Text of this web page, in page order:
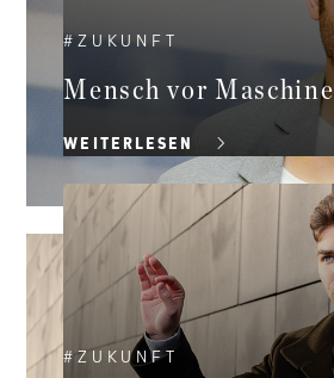
#ZUKUNFT
Mensch vor Maschine
WEITERLESEN
#ZUKUNFT